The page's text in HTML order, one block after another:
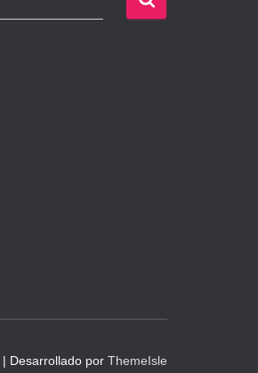
| Desarrollado por ThemeIsle